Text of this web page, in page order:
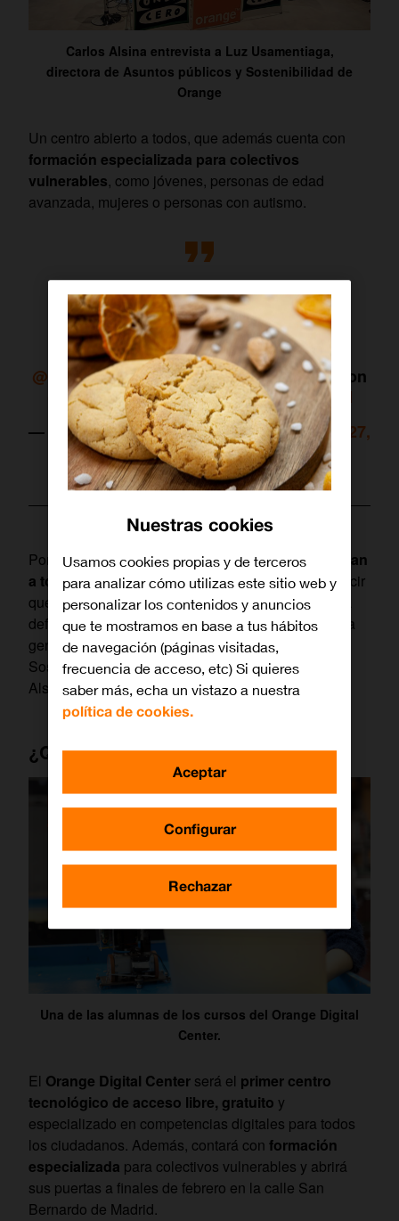
Carlos Alsina entrevista a Luz Usamentiaga,
directora de Asuntos públicos y Sostenibilidad de
Orange
Un centro abierto a todos, que además cuenta con
formación especializada para colectivos
vulnerables, como jóvenes, personas de edad
avanzada, mujeres o personas con autismo.
#ENDIRECTO@MasDeUnocon Carlos
Alsina emitiendo desde nuestro
#OrangeDigitalCenteren Madrid y
celebrando el 25 aniversario de
@FundacionOrange#MasdeunoOrange
con
@OndaCero_eshttps://t.co/K8c0Tu7WvI
— Orange España (@orange_es)January 27,
2023
Porque“cuando la tecnología y los avances llegan
a todosy a todo el mundo, es cuando podemos decir
que
se ha producido un progreso”, tal y como ha
defendido este viernesLuz Usamentiaga, directora
general de Regulación, Asuntos públicos y
Sostenibilidad de Orange, en su conversación con
Alsina.
¿Qué es el Orange Digital Center?
Una de las alumnas de los cursos del Orange Digital
Center.
El Orange Digital Center será el primer centro
tecnológico de acceso libre, gratuito y
especializado en competencias digitales para todos
los ciudadanos. Además, contará con formación
especializada para colectivos vulnerables y abrirá
sus puertas a finales de febrero en la calle San
Bernardo de Madrid.
Nuestras cookies
Usamos cookies propias y de terceros
para analizar cómo utilizas este sitio web y
personalizar los contenidos y anuncios
que te mostramos en base a tus hábitos
de navegación (páginas visitadas,
frecuencia de acceso, etc) Si quieres
saber más, echa un vistazo a nuestra
política de cookies.
Configurar
Rechazar
Aceptar